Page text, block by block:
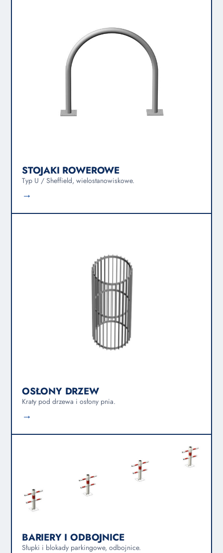
STOJAKI ROWEROWE
Typ U / Sheffield, wielostanowiskowe.
→
OSŁONY DRZEW
Kraty pod drzewa i osłony pnia.
→
BARIERY I ODBOJNICE
Słupki i blokady parkingowe, odbojnice.